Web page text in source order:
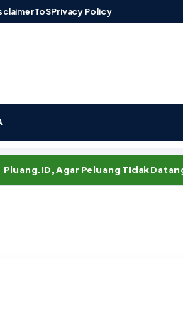
ToSPrivacy Policy
Agar Peluang Tidak Datang